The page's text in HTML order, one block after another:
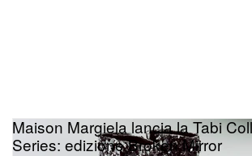
Maison Margiela lancia la Tabi
Series: edizione Broken Mirror